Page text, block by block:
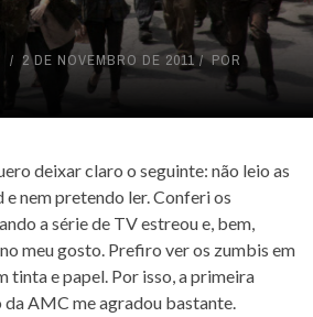
2 DE NOVEMBRO DE 2011
POR
deixar claro o seguinte: não leio as
nem pretendo ler. Conferi os
a série de TV estreou e, bem,
meu gosto. Prefiro ver os zumbis em
tinta e papel. Por isso, a primeira
AMC me agradou bastante.